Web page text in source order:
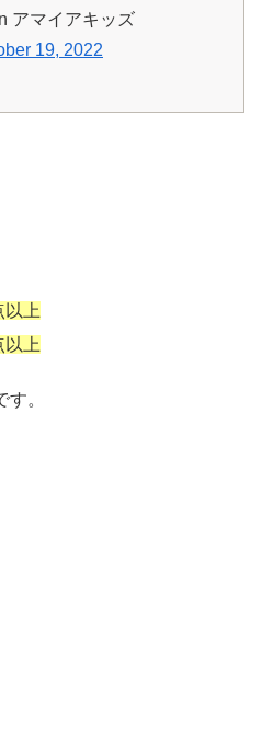
アマイアキッズ
19, 2022
上
上
。